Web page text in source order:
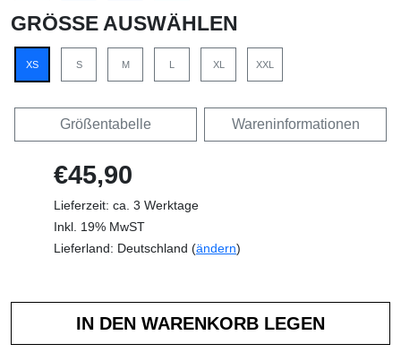
GRÖSSE AUSWÄHLEN
XS S M L XL XXL
Größentabelle Wareninformationen
€45,90
Lieferzeit: ca. 3 Werktage
Inkl. 19% MwST
Lieferland: Deutschland (ändern)